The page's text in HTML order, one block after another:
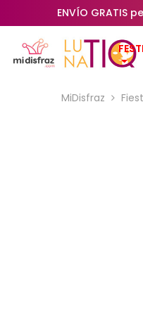
ENVÍO GRATIS
MiDisfraz